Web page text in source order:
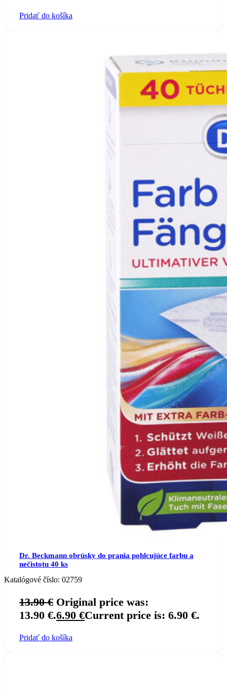
Pridať do košíka
Dr. Beckmann obrúsky do prania pohlcujúce farbu a
nečistotu 40 ks
Katalógové číslo: 02759
13.90€ Original price was:
13.90 €.6.90 €Current price is: 6.90 €.
Pridať do košíka